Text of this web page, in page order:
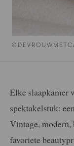
Elke slaapkamer
spektakelstuk:
Vintage, modern,
favoriete